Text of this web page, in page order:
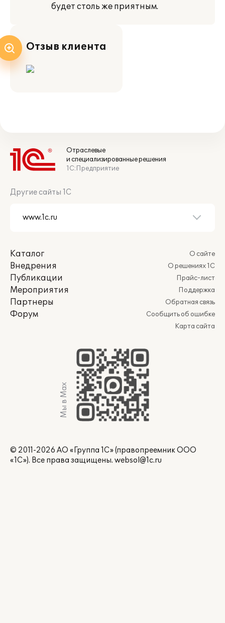
будет столь же приятным.
Отзыв клиента
Отраслевые
и специализированные решения
1С:Предприятие
Другие сайты 1С
Каталог
Внедрения
Публикации
Мероприятия
Партнеры
Форум
О сайте
О решениях 1С
Прайс-лист
Поддержка
Обратная связь
Сообщить об ошибке
Карта сайта
Мы в Max
© 2011-2026 АО «Группа 1С» (правопреемник ООО
«1С»). Все права защищены. websol@1c.ru